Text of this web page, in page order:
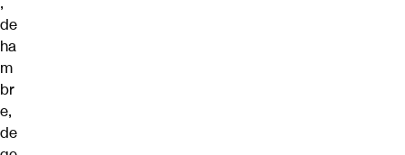
de
ha
m
br
e,
de